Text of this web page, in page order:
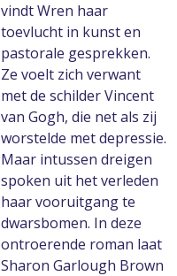
vindt Wren haar
toevlucht in kunst en
pastorale gesprekken.
Ze voelt zich verwant
met de schilder Vincent
van Gogh, die net als zij
worstelde met depressie.
Maar intussen dreigen
spoken uit het verleden
haar vooruitgang te
dwarsbomen. In deze
ontroerende roman laat
Sharon Garlough Brown